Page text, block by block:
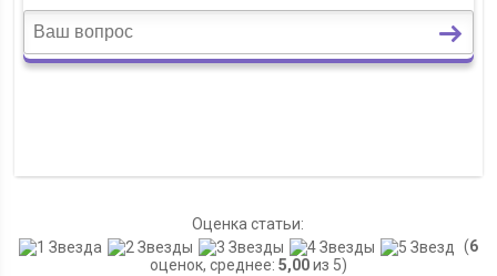
Оценка статьи:
(6
оценок, среднее: 5,00из 5)